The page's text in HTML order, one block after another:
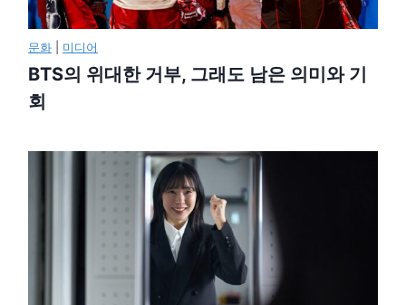
문화 미디어
BTS의 위대한 거부, 그래도 남은 의미와 기
회